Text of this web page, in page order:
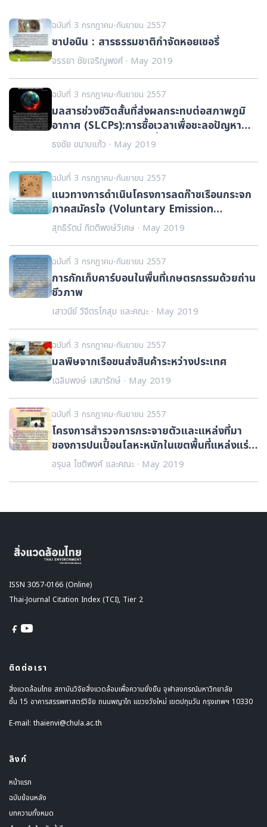
ฉบับที่ 3 กรกฏาคม-กันยายน 2557
ซาปอนิน : สารธรรมชาติกำจัดหอยเชอรี่
จรรยา ชัยเจริญพงศ์ · May 2019
ฉบับที่ 3 กรกฏาคม-กันยายน 2557
มลสารช่วงชีวิตสั้นที่ส่งผลกระทบต่อสภาพภูมิ
อากาศ (SLCPs):การซื้อเวลาเพื่อชะลอปัญหา
ภาวะโลกร้อนและการเปลี่ยนแปลงสภาพภูมิ
ธงชัย ขนาบแก้ว · May 2019
ฉบับที่ 3 กรกฏาคม-กันยายน 2557
แนวทางการดำเนินโครงการลดก๊าซเรือนกระจก
ภาคสมัครใจ (Voluntary Emission
Reduction Program)
สุทธิรัตน์ กิตติพงษ์วิเศษ · May 2019
ฉบับที่ 3 กรกฏาคม-กันยายน 2557
การกักเก็บคาร์บอนในพื้นที่เกษตรกรรมด้วยถ่าน
ชีวภาพ
เสาวนีย์ วิจิตรโกสุม และคณะ · May 2019
ฉบับที่ 3 กรกฏาคม-กันยายน 2557
มลพิษจากเรือขนส่งสินค้าระหว่างประเทศ
เฉลิมพงษ์ เสนารักษ์ · May 2019
ฉบับที่ 3 กรกฏาคม-กันยายน 2557
โครงการสำรวจการกระจายตัวและแหล่งที่มา
ของการปนเปื้อนโลหะหนักในเขตพื้นที่แหล่งแร่
ทองคำภูทับฟ้า ตำบลเขาหลวง อำเภอสะพุง
จังหวัดเลย : ส่วนที่ 2 มลสารในตะกอนท้องน้ำ
อรุบล โชติพงศ์ และคณะ · May 2019
ISSN 3057-0166 (Online)
Thai-Journal Citation Index (TCI), Tier 2
ติดต่อเรา
สิ่งแวดล้อมไทย สถาบันวิจัยสิ่งแวดล้อมเพื่อความยั่งยืน จุฬาลงกรณ์มหาวิทยาลัย
ชั้น 15 อาคารสรรพศาสตร์วิจัย ถนนพญาไท แขวงวังใหม่ เขตปทุมวัน กรุงเทพฯ 10330
E-mail: thaienvi@chula.ac.th
ลิงก์
หน้าแรก
ฉบับย้อนหลัง
บทความทั้งหมด